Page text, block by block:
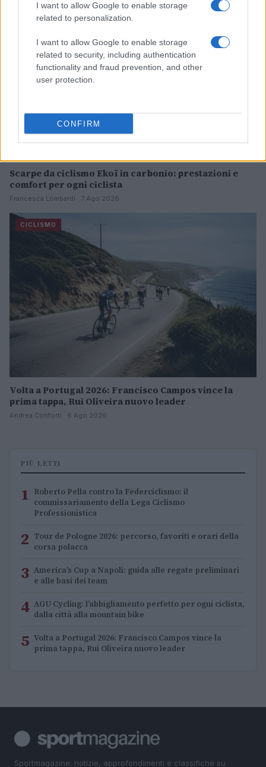
I want to allow Google to enable storage
related to personalization.
I want to allow Google to enable storage
related to security, including authentication
functionality and fraud prevention, and other
user protection.
CONFIRM
CICLISMO
Scarpe da ciclismo Ekoï in carbonio: prestazioni e
comfort per ogni ciclista
Francesca Lombardi · 7 Ago 2026
CICLISMO
Volta a Portugal 2026: Francisco Campos vince la
prima tappa, Rui Oliveira nuovo leader
Andrea Conforti · 6 Ago 2026
PIÙ LETTI
1 Roberto Pella contro la Federciclismo: il
commissariamento della Lega Ciclismo
Professionistica
2 Tour de Pologne 2026: percorso, favoriti e orari della
corsa polacca
3 America’s Cup a Napoli: guida alle regate preliminari
e alle basi dei team
4 AGU Cycling: l’abbigliamento perfetto per ogni ciclista,
dalla città alla mountain bike
5 Volta a Portugal 2026: Francisco Campos vince la
prima tappa, Rui Oliveira nuovo leader
Sportmagazine: notizie, approfondimenti e classifiche su